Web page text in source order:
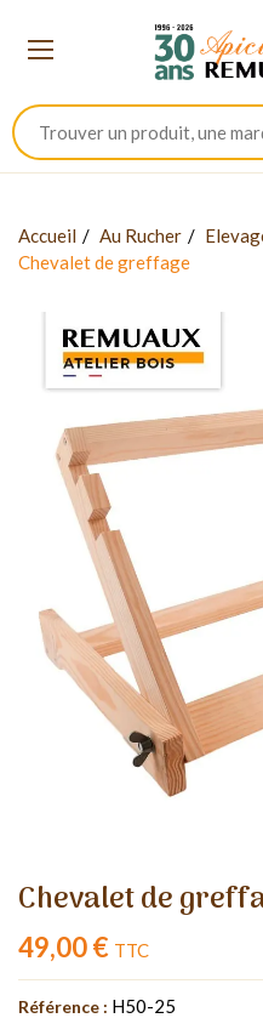
Accueil Au Rucher
Chevalet de greffage
Chevalet de
49,00 € TTC
Référence : H50-25